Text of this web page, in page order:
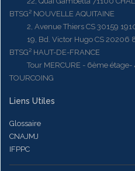
BTSG² NOUVELLE AQUITAINE
2, Avenue Thiers CS 30159
19, Bd. Victor Hugo CS 20206
BTSG² HAUT-DE-FRANCE
Tour MERCURE - 6ème étage-
TOURCOING
Liens Utiles
Glossaire
CNAJMJ
IFPPC